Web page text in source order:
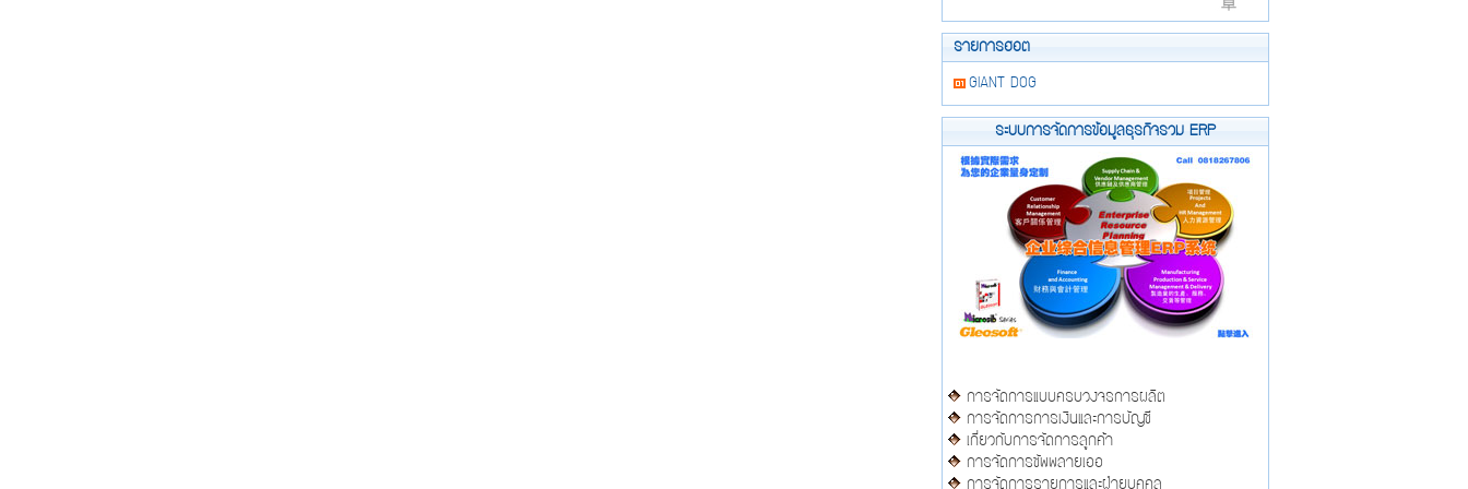
รายการฮอต
GIANT DOG
ระบบการจัดการข้อมูลธุรกิจรวม ERP
การจัดการแบบครบวงจรการผลิต
การจัดการการเงินและการบัญชี
เกี่ยวกับการจัดการลูกค้า
การจัดการซัพพลายเออ
การจัดการรายการและฝ่ายบุคคล